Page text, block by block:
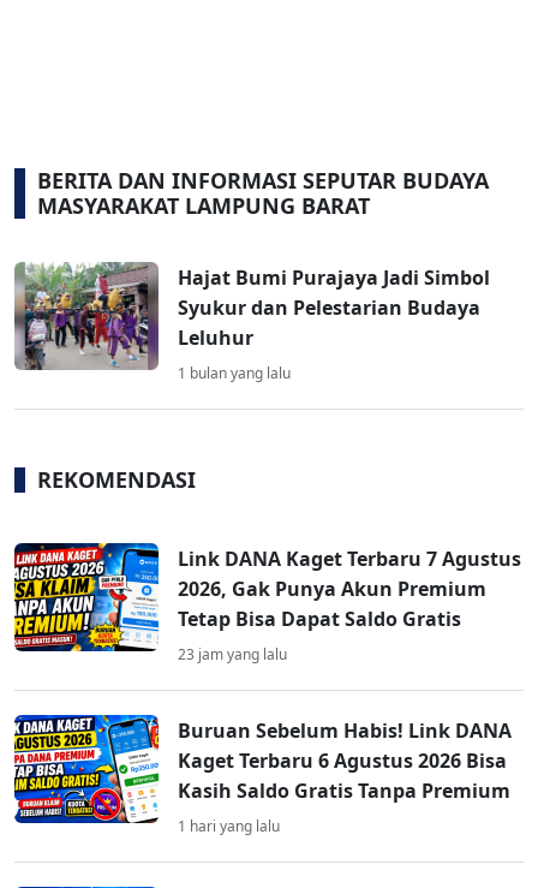
BERITA DAN INFORMASI SEPUTAR BUDAYA
MASYARAKAT LAMPUNG BARAT
Hajat Bumi Purajaya Jadi Simbol
Syukur dan Pelestarian Budaya
Leluhur
1 bulan yang lalu
REKOMENDASI
Link DANA Kaget Terbaru 7 Agustus
2026, Gak Punya Akun Premium
Tetap Bisa Dapat Saldo Gratis
23 jam yang lalu
Buruan Sebelum Habis! Link DANA
Kaget Terbaru 6 Agustus 2026 Bisa
Kasih Saldo Gratis Tanpa Premium
1 hari yang lalu